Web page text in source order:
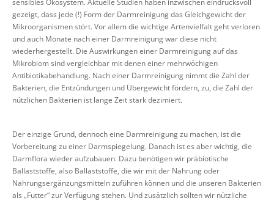
gezeigt, dass jede (!) Form der Darmreinigung das Gleichgewicht der
Mikroorganismen stört. Vor allem die wichtige Artenvielfalt geht verloren
und auch Monate nach einer Darmreinigung war diese nicht
wiederhergestellt. Die Auswirkungen einer Darmreinigung auf das
Mikrobiom sind vergleichbar mit denen einer mehrwöchigen
Antibiotikabehandlung. Nach einer Darmreinigung nimmt die Zahl der
Bakterien, die Entzündungen und Übergewicht fördern, zu, die Zahl der
nützlichen Bakterien ist lange Zeit stark dezimiert.
Der einzige Grund, dennoch eine Darmreinigung zu machen, ist die
Vorbereitung zu einer Darmspiegelung. Danach ist es aber wichtig, die
Darmflora wieder aufzubauen. Dazu benötigen wir präbiotische
Ballaststoffe, also Ballaststoffe, die wir mit der Nahrung oder
Nahrungsergänzungsmitteln zuführen können und die unseren Bakterien
als „Futter“ zur Verfügung stehen. Und zusätzlich sollten wir nützliche